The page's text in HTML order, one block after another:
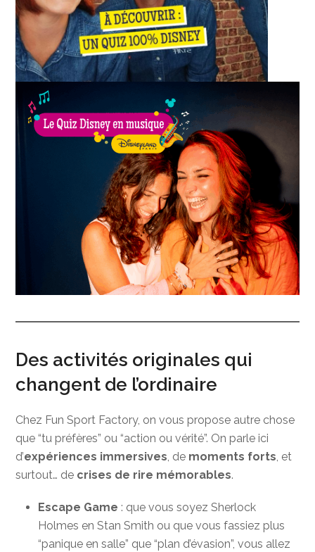
Des activités originales qui
changent de l’ordinaire
Chez Fun Sport Factory, on vous propose autre chose
que “tu préfères” ou “action ou vérité”. On parle ici
d’expériences immersives, de moments forts, et
surtout… de crises de rire mémorables.
Escape Game : que vous soyez Sherlock
Holmes en Stan Smith ou que vous fassiez plus
“panique en salle” que “plan d’évasion”, vous allez